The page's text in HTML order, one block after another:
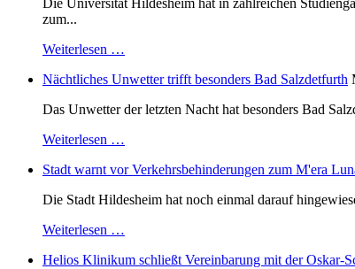
Die Universität Hildesheim hat in zahlreichen
zum...
Weiterlesen …
Nächtliches Unwetter trifft besonders Bad Salzdetfurth
Das Unwetter der letzten Nacht hat besonders Bad
Weiterlesen …
Stadt warnt vor Verkehrsbehinderungen zum M'era
Die Stadt Hildesheim hat noch einmal darauf
Weiterlesen …
Helios Klinikum schließt Vereinbarung mit der Oskar-